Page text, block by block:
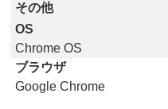
その他
OS
Chrome OS
ブラウザ
Google Chrome